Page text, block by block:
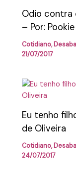
Odio contra
– Por:
Cotidiano,
21/07/2017
Eu tenho
de Oliveira
Cotidiano,
24/07/2017